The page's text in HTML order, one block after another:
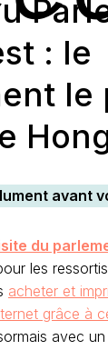
: le
le
avant
du
les
acheter et
grâce à
avec un